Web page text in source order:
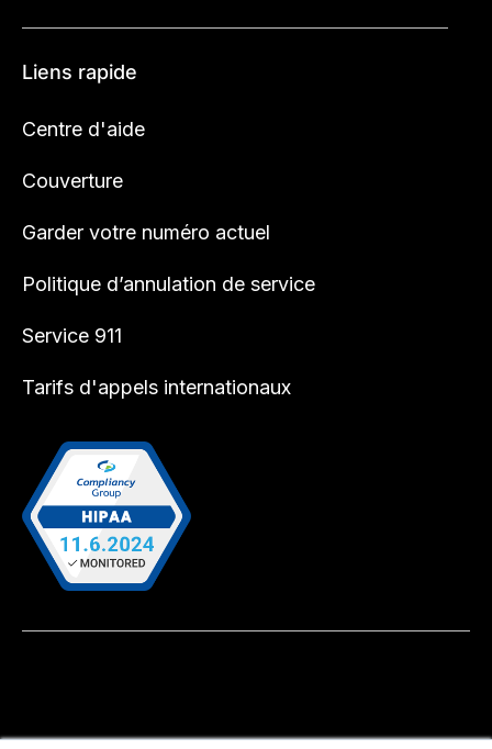
Liens rapide
Centre d'aide
Couverture
Garder votre numéro actuel
Politique d’annulation de service
Service 911
Tarifs d'appels internationaux